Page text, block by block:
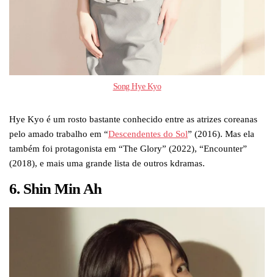
Song Hye Kyo
Hye Kyo é um rosto bastante conhecido entre as atrizes coreanas
pelo amado trabalho em “Descendentes do Sol” (2016). Mas ela
também foi protagonista em “The Glory” (2022), “Encounter”
(2018), e mais uma grande lista de outros kdramas.
6. Shin Min Ah